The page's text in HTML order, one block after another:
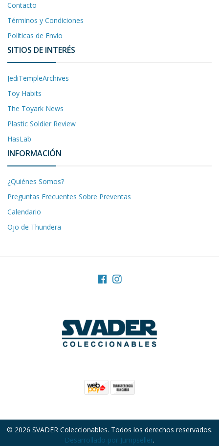
Contacto
Términos y Condiciones
Políticas de Envío
SITIOS DE INTERÉS
JediTempleArchives
Toy Habits
The Toyark News
Plastic Soldier Review
HasLab
INFORMACIÓN
¿Quiénes Somos?
Preguntas Frecuentes Sobre Preventas
Calendario
Ojo de Thundera
© 2026 SVADER Coleccionables. Todos los derechos reservados.
Desarrollado por Jumpseller.